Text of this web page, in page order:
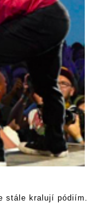
stále kralují pódiím.